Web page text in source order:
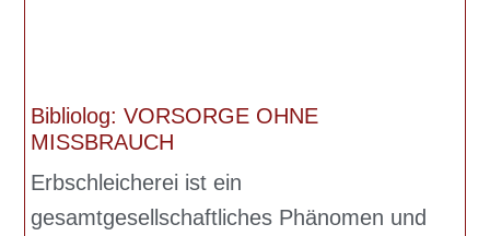
Bibliolog: VORSORGE OHNE
MISSBRAUCH
Erbschleicherei ist ein
gesamtgesellschaftliches Phänomen und